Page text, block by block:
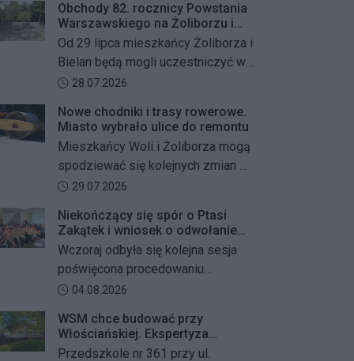
Obchody 82. rocznicy Powstania
Warszawskiego na Żoliborzu i
Bielanach
Od 29 lipca mieszkańcy Żoliborza i
Bielan będą mogli uczestniczyć w
szeregu kolejnych wydarzeń
Powstania Warszawskiego oraz
żołnierzy Armii Krajowej Obwodu
„Żywiciel”. W programie znalazły
się akcje porządkowania miejsc
pamięci, uroczystości patriotyczne,
spotkania z powstańcami oraz
wspólne oddanie hołdu bohaterom
Data dodania artykułu:
28.07.2026
Nowe chodniki i trasy rowerowe.
Miasto wybrało ulice do remontu
Mieszkańcy Woli i Żoliborza mogą
spodziewać się kolejnych zmian w
miejskiej przestrzeni. Warszawa
dróg dla rowerów na kilku ważnych
ulicach obu dzielnic. Wykonawcy
mają zostać wybrani w przetargu, a
wszystkie prace mają zakończyć
się jeszcze w tym roku.
Data dodania artykułu:
29.07.2026
Niekończący się spór o Ptasi
Zakątek i wniosek o odwołanie
przewodniczącego Rady
Dzielnicy
Wczoraj odbyła się kolejna sesja
poświęcona procedowaniu
obywatelskiego projektu uchwały
zaniechania budowy zespołu
przedszkolno-żłobkowego przy ul.
Data dodania artykułu:
04.08.2026
WSM chce budować przy
Włościańskiej. Ekspertyza
wykazała problemy z gruntem
Przedszkole nr 361 przy ul.